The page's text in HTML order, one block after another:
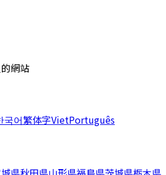
網站
국어繁体字VietPortuguês